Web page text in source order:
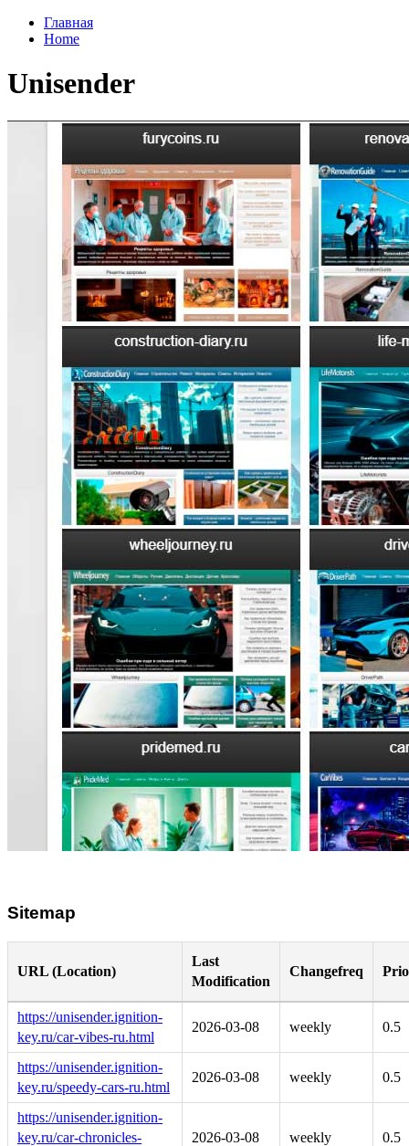
Главная
Home
Unisender
Sitemap
URL (Location)
Last
Modification
Changefreq
https://unisender.ignition-
key.ru/car-vibes-ru.html
2026-03-08 weekly 0.5
https://unisender.ignition-
key.ru/speedy-cars-ru.html
2026-03-08 weekly 0.5
https://unisender.ignition-
key.ru/car-chronicles-
2026-03-08 weekly 0.5